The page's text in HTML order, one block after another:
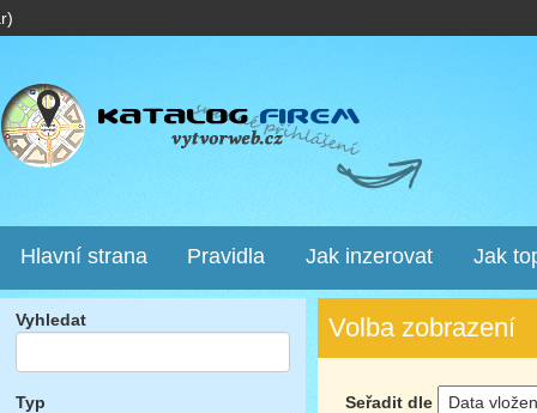
Hlavní strana Pravidla Jak inzerovat Jak
Vyhledat
Typ
Volba zobrazení
Seřadit dle